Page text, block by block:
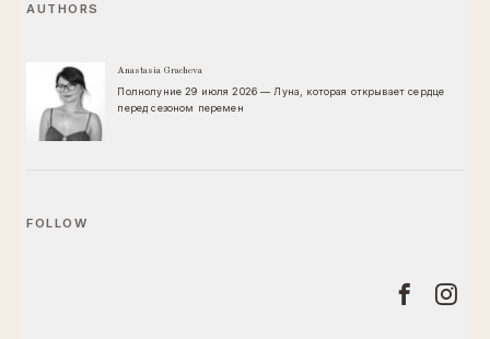
AUTHORS
Anastasia Gracheva
Полнолуние 29 июля 2026 — Луна, которая открывает сердце
перед сезоном перемен
FOLLOW